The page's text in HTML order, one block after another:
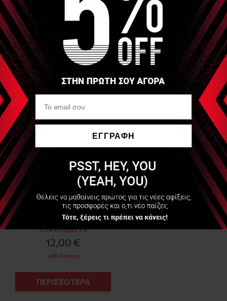
Χρώμα : Κόκκινο
Διαστάσεις : 45 x 19 x 3 cm
Είδες Πρόσφατα
PURE
Massage Hook
Εξαντλημένο
12,00 €
+36 Πόντοι
ΠΕΡΙΣΣΟΤΕΡΑ
ΕΓΓΡΑΦΗ